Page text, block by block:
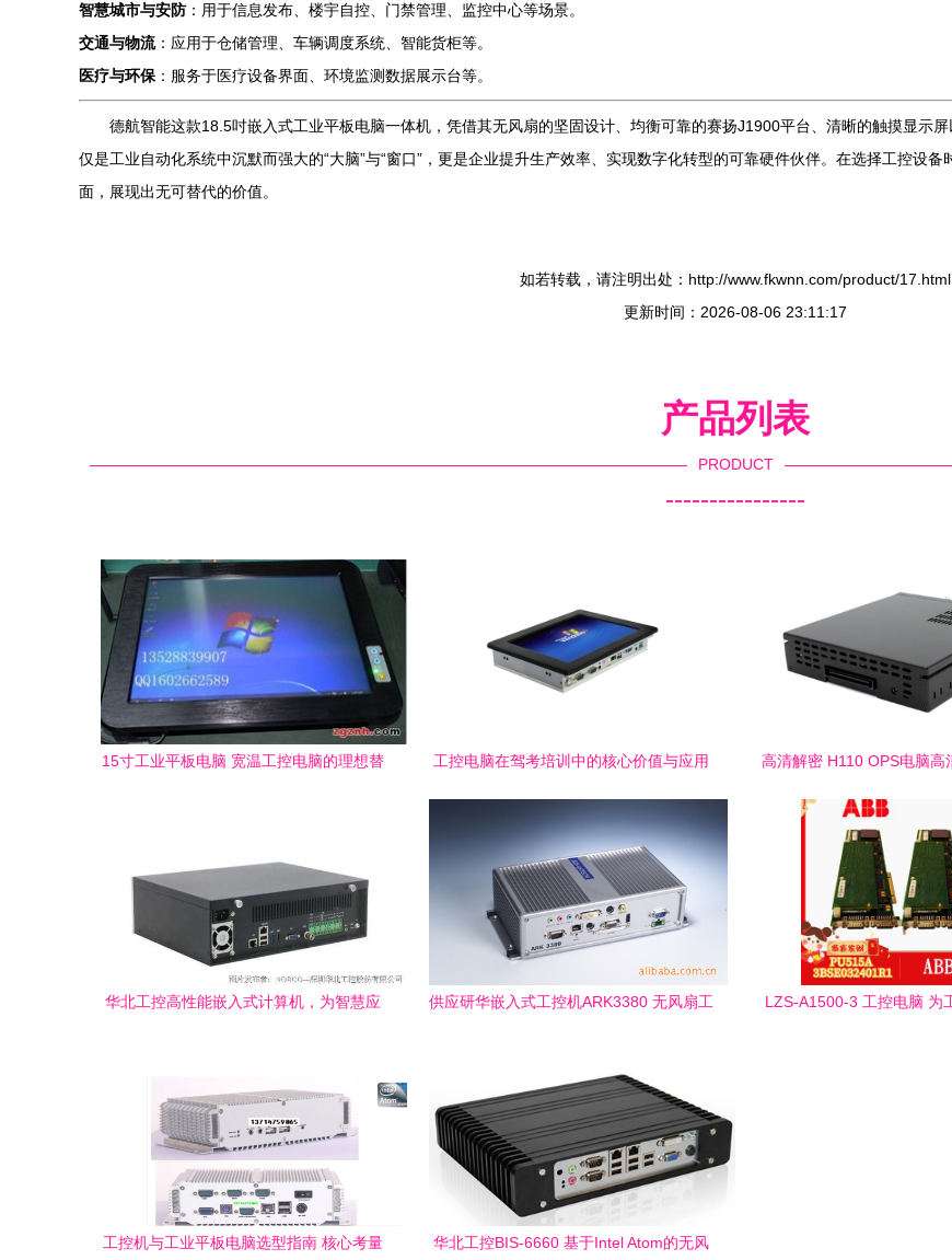
智慧城市与安防：用于信息发布、楼宇自控、门禁管理、监控中心等场景。
交通与物流：应用于仓储管理、车辆调度系统、智能货柜等。
医疗与环保 ：服务于医疗设备界面、环境监测数据展示台等。
德航智能这款18.5吋嵌入式工业平板电脑一体机，凭借其无风扇的坚固设计、均衡可靠的赛扬J1900平台、清晰的触摸显示
仅是工业自动化系统中沉默而强大的“大脑”与“窗口”，更是企业提升生产效率、实现数字化转型的可靠硬件伙伴。在选择工控设
面，展现出无可替代的价值。
如若转载，请注明出处：http://www.fkwnn.com/product/17.html
更新时间：2026-08-06 23:11:17
产品列表
PRODUCT
----------------
15寸工业平板电脑 宽温工控电脑的理想替
工控电脑在驾考培训中的核心价值与应用
高清解密 H110 OPS电脑高
华北工控高性能嵌入式计算机，为智慧应
供应研华嵌入式工控机ARK3380 无风扇工
LZS-A1500-3 工控电脑 为
工控机与工业平板电脑选型指南 核心考量 华北工控BIS-6660 基于Intel Atom的无风